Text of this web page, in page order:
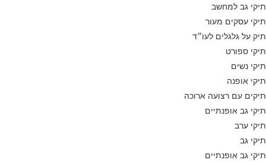
תיקי גב למחשב
תיקי עסקים מעור
תיק על גלגלים לעו״ד
תיקי ספורט
תיקי נשים
תיקי אופנה
תיקים עם רצועה ארוכה
תיקי גב אופנתיים
תיקי ערב
תיקי גב
תיקי גב אופנתיים